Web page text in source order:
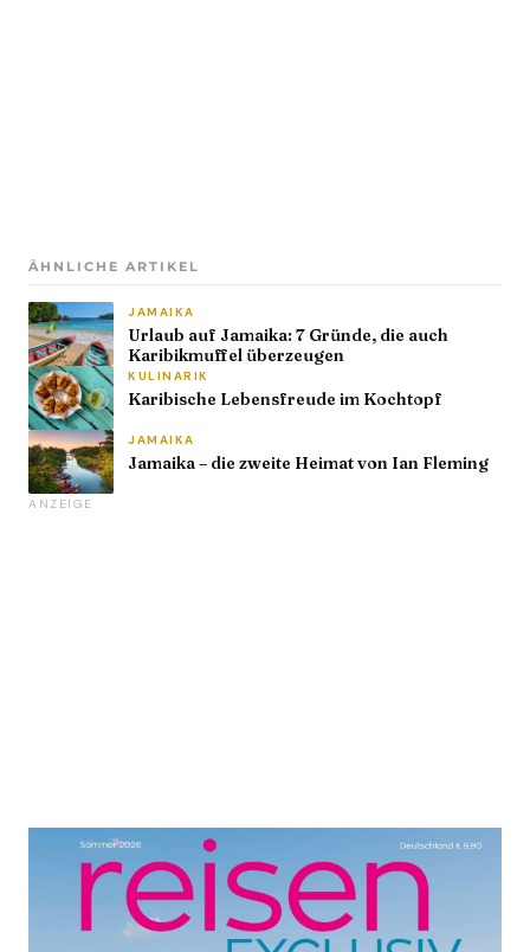
ÄHNLICHE ARTIKEL
JAMAIKA
Urlaub auf Jamaika: 7 Gründe, die auch
Karibikmuffel überzeugen
KULINARIK
Karibische Lebensfreude im Kochtopf
JAMAIKA
Jamaika – die zweite Heimat von Ian Fleming
ANZEIGE